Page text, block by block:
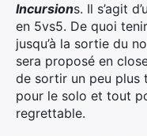
Incursions. Il s’agit
en 5vs5. De quoi
jusqu’à la sortie du
sera proposé en
de sortir un peu plus
pour le solo et tout
regrettable.